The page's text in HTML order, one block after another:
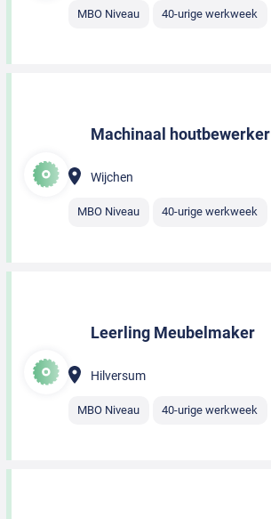
MBO Niveau 40-urige werkweek
Machinaal houtbewerker
Wijchen
MBO Niveau 40-urige werkweek
Leerling Meubelmaker
Hilversum
MBO Niveau 40-urige werkweek